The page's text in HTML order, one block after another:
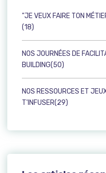
"JE VEUX FAIRE TON
(18)
NOS JOURNÉES DE
BUILDING(50)
NOS RESSOURCES ET
T'INFUSER(29)